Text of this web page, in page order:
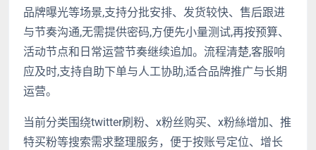
品牌曝光等场景,支持分批安排、发货较快、售后跟进
与节奏沟通,无需提供密码,方便先小量测试,再按预算、
活动节点和日常运营节奏继续追加。流程清楚,客服响
应及时,支持自助下单与人工协助,适合品牌推广与长期
运营。
当前分类围绕twitter刷粉、x粉丝购买、x粉絲增加、推
特买粉等搜索需求整理服务，便于按账号定位、增长